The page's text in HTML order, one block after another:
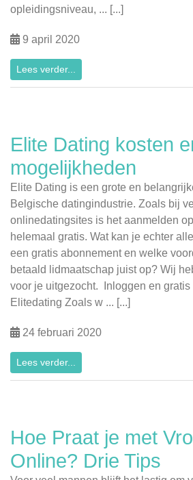
opleidingsniveau, ... [...]
9 april 2020
Lees verder...
Elite Dating kosten
mogelijkheden
Elite Dating is een grote en
Belgische datingindustrie. Zoals bij
onlinedatingsites is het aanmelden
helemaal gratis. Wat kan je echter
een gratis abonnement en welke
betaald lidmaatschap juist op? Wij
voor je uitgezocht. Inloggen en
Elitedating Zoals w ... [...]
24 februari 2020
Lees verder...
Hoe Praat je met
Online? Drie Tips